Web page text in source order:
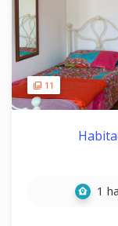
11
1